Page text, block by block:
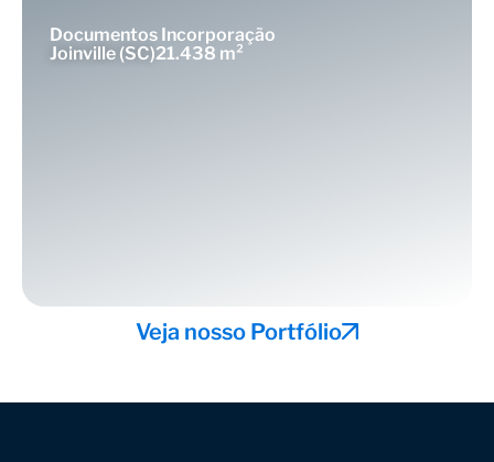
Documentos Incorporação
Joinville (SC)21.438 m²
Veja nosso Portfólio